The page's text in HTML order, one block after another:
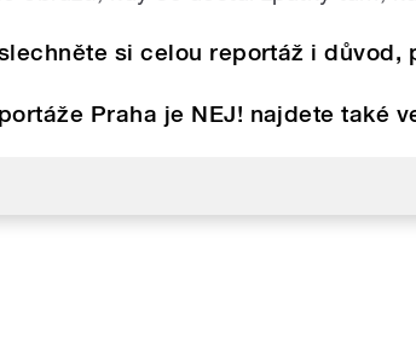
si celou reportáž i důvod,
Praha je NEJ! najdete také